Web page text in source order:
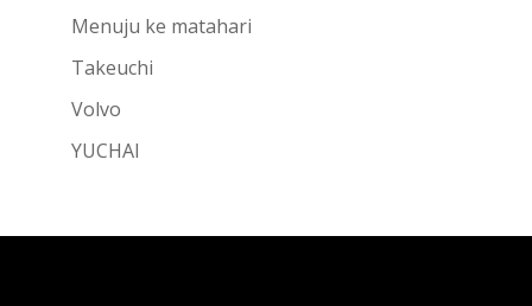
Menuju ke matahari
Takeuchi
Volvo
YUCHAI